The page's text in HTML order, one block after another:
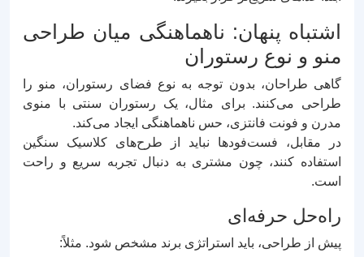
اشتباه پنهان: ناهماهنگی میان طراحی
منو و نوع رستوران
گاهی طراحان، بدون توجه به نوع فضای رستوران، منو را
طراحی می‌کنند. برای مثال، یک رستوران سنتی با منوی
مدرن و فونت فانتزی، حس ناهماهنگی ایجاد می‌کند.
در مقابل، فست‌فودها نباید از طرح‌های کلاسیک سنگین
استفاده کنند، چون مشتری به دنبال تجربه سریع و راحت
است.
راه‌حل حرفه‌ای
پیش از طراحی، باید استراتژی برند مشخص شود. مثلاً: